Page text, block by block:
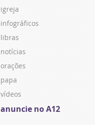
igreja
infográficos
libras
notícias
orações
papa
vídeos
anuncie no A12